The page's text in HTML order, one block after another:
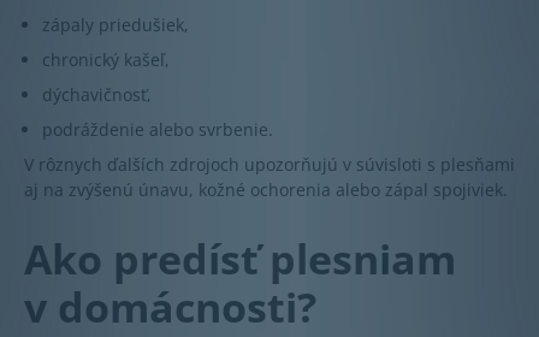
zápaly priedušiek,
chronický kašeľ,
dýchavičnosť,
podráždenie alebo svrbenie.
V rôznych ďalších zdrojoch upozorňujú v súvisloti s plesňami
aj na zvýšenú únavu, kožné ochorenia alebo zápal spojiviek.
Ako predísť plesniam
v domácnosti?